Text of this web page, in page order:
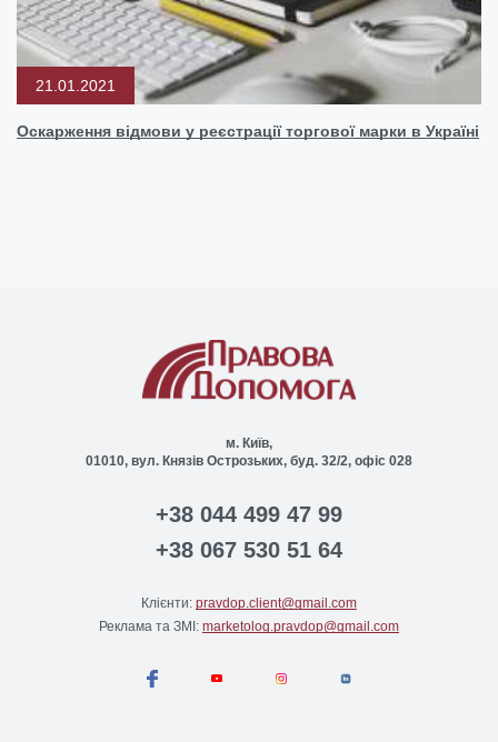
21.01.2021
Оскарження відмови у реєстрації торгової марки в Україні
м. Київ,
01010, вул. Князів Острозьких, буд. 32/2, офіс 028
+38 044 499 47 99
+38 067 530 51 64
Клієнти: pravdop.client@gmail.com
Реклама та ЗМІ: marketolog.pravdop@gmail.com